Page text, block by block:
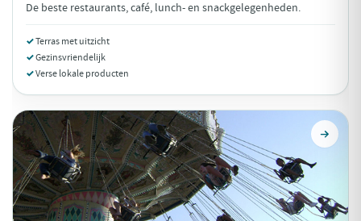
De beste restaurants, café, lunch- en snackgelegenheden.
Terras met uitzicht
Gezinsvriendelijk
Verse lokale producten